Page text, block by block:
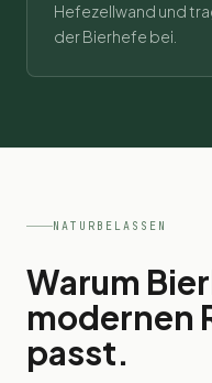
Hefezellwand und
der Bierhefe bei.
NATURBELASSEN
Warum
modernen
passt.